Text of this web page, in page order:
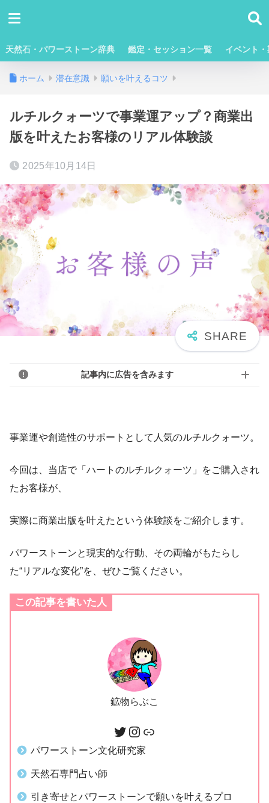
天然石・パワーストーン辞典 鑑定・セッション一覧 イベント
ホーム 潜在意識 願いを叶えるコツ
ルチルクォーツで事業運アップ？商業出
版を叶えたお客様のリアル体験談
2025年10月14日
記事内に広告を含みます
事業運や創造性のサポートとして人気のルチルクォーツ。
今回は、当店で「ハートのルチルクォーツ」をご購入され
たお客様が、
実際に商業出版を叶えたという体験談をご紹介します。
パワーストーンと現実的な行動、その両輪がもたらし
た“リアルな変化”を、ぜひご覧ください。
この記事を書いた人
鉱物らぶこ
パワーストーン文化研究家
天然石専門占い師
引き寄せとパワーストーンで願いを叶えるプロ